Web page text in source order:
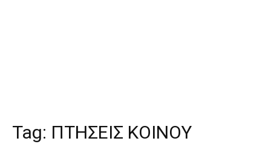
Tag: ΠΤΗΣΕΙΣ ΚΟΙΝΟΥ